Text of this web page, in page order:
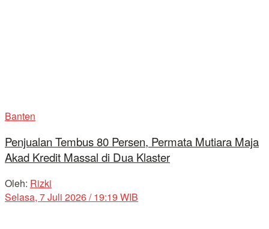
Banten
Penjualan Tembus 80 Persen, Permata Mutiara Maja
Akad Kredit Massal di Dua Klaster
Oleh: Rizki
Selasa, 7 Juli 2026 / 19:19 WIB